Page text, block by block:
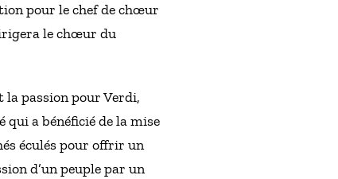
pour le chef de chœur
le chœur du
la passion pour Verdi,
a bénéficié de la mise
éculés pour offrir un
d’un peuple par un